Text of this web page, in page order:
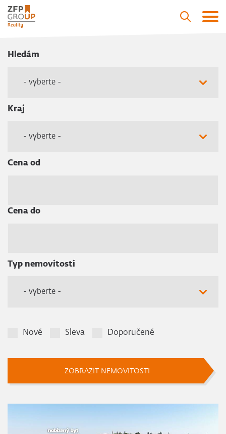
Hledám
- vyberte -
Kraj
- vyberte -
Cena od
Cena do
Typ nemovitosti
- vyberte -
Nové Sleva Doporučené
ZOBRAZIT NEMOVITOSTI